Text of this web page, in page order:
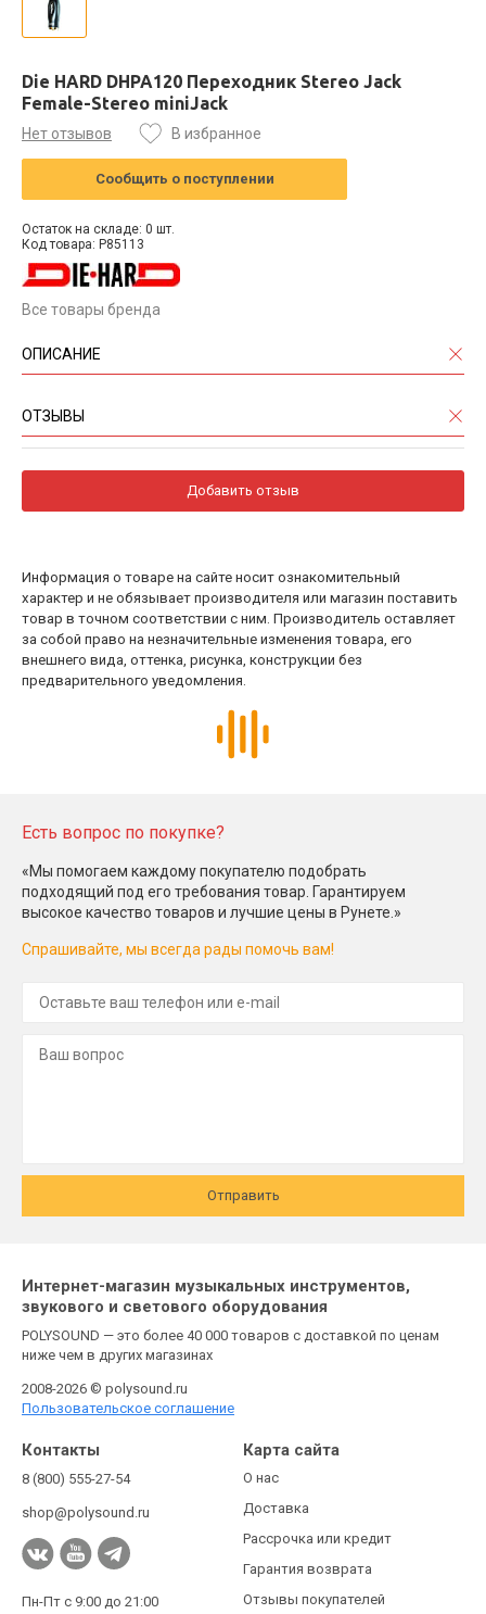
Die HARD DHPA120 Переходник Stereo Jack
Female-Stereo miniJack
Нет отзывов В избранное
Сообщить о поступлении
Остаток на складе: 0 шт.
Код товара: P85113
Все товары бренда
ОПИСАНИЕ
ОТЗЫВЫ
Добавить отзыв
Информация о товаре на сайте носит ознакомительный
характер и не обязывает производителя или магазин поставить
товар в точном соответствии с ним. Производитель оставляет
за собой право на незначительные изменения товара, его
внешнего вида, оттенка, рисунка, конструкции без
предварительного уведомления.
Есть вопрос по покупке?
«Мы помогаем каждому покупателю подобрать
подходящий под его требования товар. Гарантируем
высокое качество товаров и лучшие цены в Рунете.»
Спрашивайте, мы всегда рады помочь вам!
Отправить
Интернет-магазин музыкальных инструментов,
звукового и светового оборудования
POLYSOUND — это более 40 000 товаров с доставкой по ценам
ниже чем в других магазинах
2008-2026 © polysound.ru
Пользовательское соглашение
Контакты
8 (800) 555-27-54
shop@polysound.ru
Пн-Пт с 9:00 до 21:00
Карта сайта
О нас
Доставка
Рассрочка или кредит
Гарантия возврата
Отзывы покупателей